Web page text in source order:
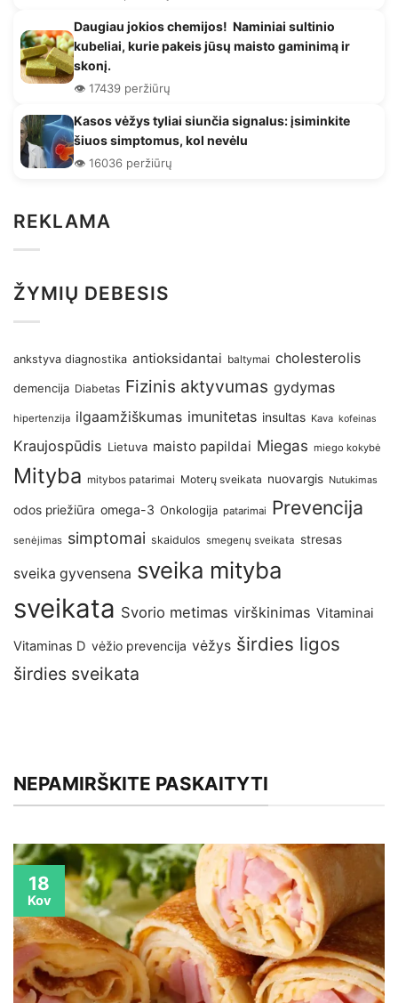
Daugiau jokios chemijos! Naminiai sultinio
kubeliai, kurie pakeis jūsų maisto gaminimą ir
skonį.
👁️ 17439 peržiūrų
Kasos vėžys tyliai siunčia signalus: įsiminkite
šiuos simptomus, kol nevėlu
👁️ 16036 peržiūrų
REKLAMA
ŽYMIŲ DEBESIS
ankstyva diagnostika antioksidantai baltymai cholesterolis
demencija Diabetas Fizinis aktyvumas gydymas
hipertenzija ilgaamžiškumas imunitetas insultas Kava kofeinas
Kraujospūdis Lietuva maisto papildai Miegas miego kokybė
Mityba mitybos patarimai Moterų sveikata nuovargis Nutukimas
odos priežiūra omega-3 Onkologija patarimai Prevencija
senėjimas simptomai skaidulos smegenų sveikata stresas
sveika gyvensena sveika mityba
sveikata Svorio metimas virškinimas Vitaminai
Vitaminas D vėžio prevencija vėžys širdies ligos
širdies sveikata
NEPAMIRŠKITE PASKAITYTI
18
Kov